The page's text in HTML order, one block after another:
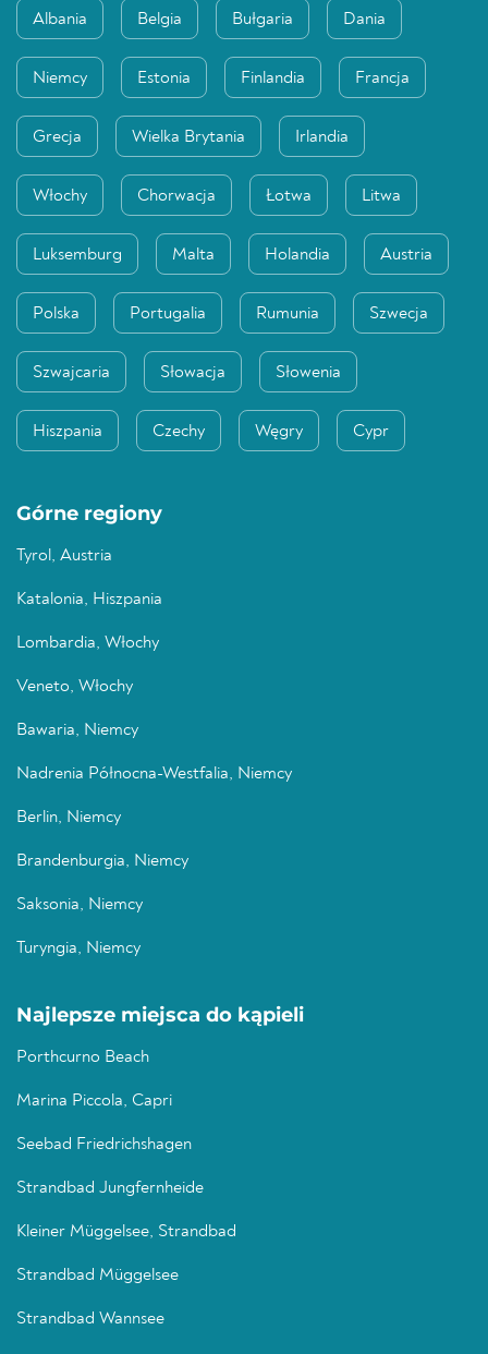
Albania Belgia Bułgaria Dania
Niemcy Estonia Finlandia Francja
Grecja Wielka Brytania Irlandia
Włochy Chorwacja Łotwa Litwa
Luksemburg Malta Holandia Austria
Polska Portugalia Rumunia Szwecja
Szwajcaria Słowacja Słowenia
Hiszpania Czechy Węgry Cypr
Górne regiony
Tyrol, Austria
Katalonia, Hiszpania
Lombardia, Włochy
Veneto, Włochy
Bawaria, Niemcy
Nadrenia Północna-Westfalia, Niemcy
Berlin, Niemcy
Brandenburgia, Niemcy
Saksonia, Niemcy
Turyngia, Niemcy
Najlepsze miejsca do kąpieli
Porthcurno Beach
Marina Piccola, Capri
Seebad Friedrichshagen
Strandbad Jungfernheide
Kleiner Müggelsee, Strandbad
Strandbad Müggelsee
Strandbad Wannsee